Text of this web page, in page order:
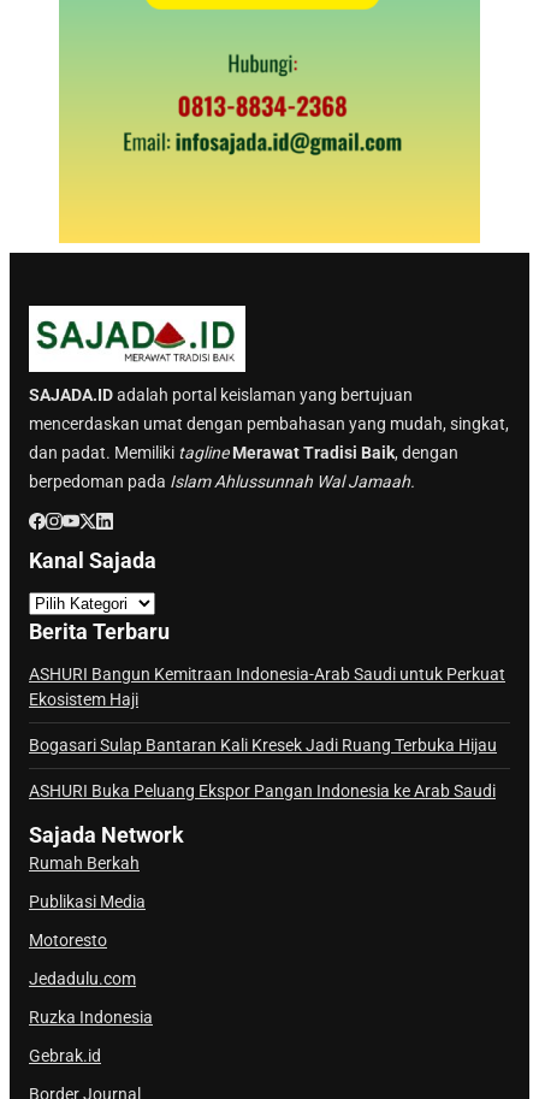
SAJADA.IDadalah portal keislaman yang bertujuan
mencerdaskan umat dengan pembahasan yang mudah, singkat,
dan padat. Memiliki tagline Merawat Tradisi Baik, dengan
berpedoman pada Islam Ahlussunnah Wal Jamaah.
Kanal Sajada
a
n
a
l
j
d
a
Berita Terbaru
ASHURI Bangun Kemitraan Indonesia-Arab Saudi untuk Perkuat
Ekosistem Haji
Bogasari Sulap Bantaran Kali Kresek Jadi Ruang Terbuka Hijau
ASHURI Buka Peluang Ekspor Pangan Indonesia ke Arab Saudi
Sajada Network
Rumah Berkah
Publikasi Media
Motoresto
Jedadulu.com
Ruzka Indonesia
Gebrak.id
Border Journal